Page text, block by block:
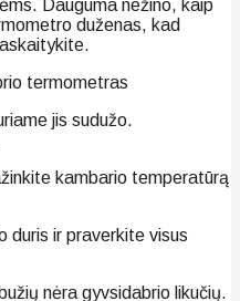
Dauguma nežino, kaip
duženas, kad
termometras
jis sudužo.
kambario temperatūrą
duris ir praverkite visus
nėra gyvsidabrio likučių.